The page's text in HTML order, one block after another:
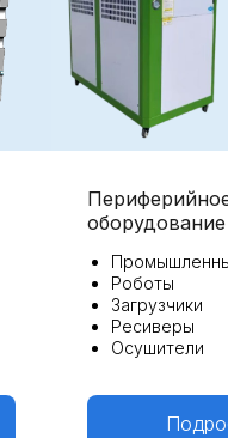
оборудование
Роботы
Загрузчики
Ресиверы
Осушители